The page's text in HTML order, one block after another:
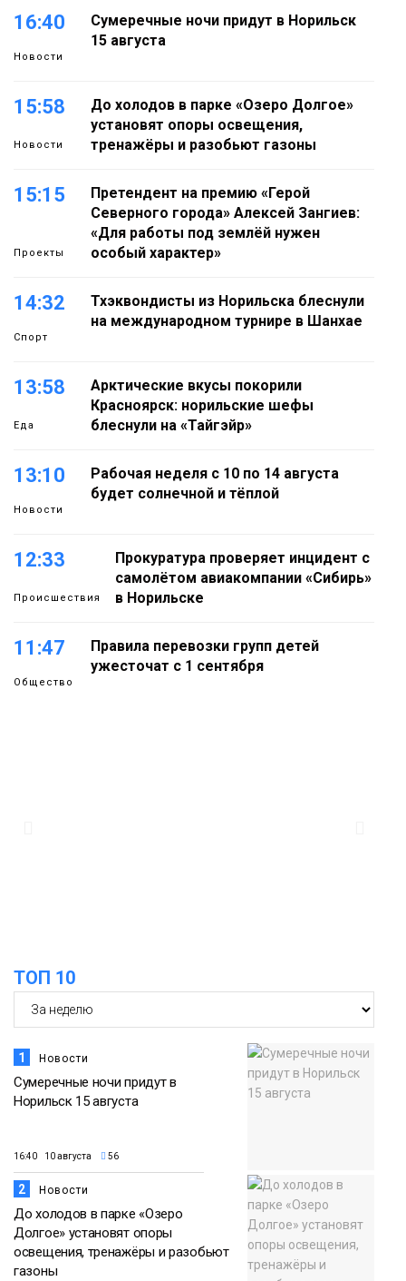
16:40
Новости
Сумеречные ночи придут в Норильск
15 августа
15:58
Новости
До холодов в парке «Озеро Долгое»
установят опоры освещения,
тренажёры и разобьют газоны
15:15
Проекты
Претендент на премию «Герой
Северного города» Алексей Зангиев:
«Для работы под землёй нужен
особый характер»
14:32
Спорт
Тхэквондисты из Норильска блеснули
на международном турнире в Шанхае
13:58
Еда
Арктические вкусы покорили
Красноярск: норильские шефы
блеснули на «Тайгэйр»
13:10
Новости
Рабочая неделя с 10 по 14 августа
будет солнечной и тёплой
12:33
Происшествия
Прокуратура проверяет инцидент с
самолётом авиакомпании «Сибирь»
в Норильске
11:47
Общество
Правила перевозки групп детей
ужесточат с 1 сентября
ТОП 10
1 Новости
Сумеречные ночи придут в
Норильск 15 августа
16:40 10 августа 56
2 Новости
До холодов в парке «Озеро
Долгое» установят опоры
освещения, тренажёры и разобьют
газоны